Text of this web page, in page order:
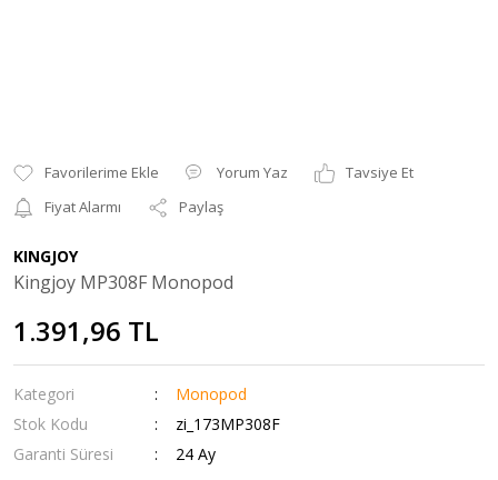
Yorum Yaz
Tavsiye Et
Fiyat Alarmı
Paylaş
KINGJOY
Kingjoy MP308F Monopod
1.391,96 TL
Kategori
Monopod
Stok Kodu
zi_173MP308F
Garanti Süresi
24 Ay